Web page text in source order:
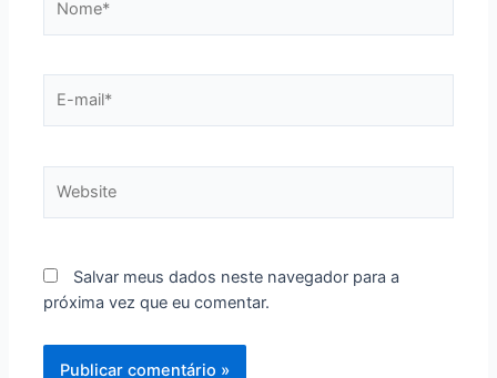
mail*
Salvar meus dados neste navegador para a
próxima vez que eu comentar.